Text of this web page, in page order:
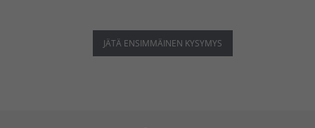
JÄTÄ ENSIMMÄINEN KYSYMYS